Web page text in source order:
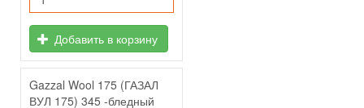
Добавить в корзину
Gazzal Wool 175 (ГАЗАЛ
ВУЛ 175) 345 -бледный